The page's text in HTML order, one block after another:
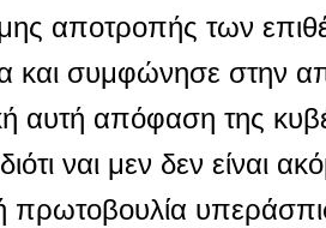
αποτροπής των
συμφώνησε στην
αυτή απόφαση της
ναι μεν δεν είναι
πρωτοβουλία